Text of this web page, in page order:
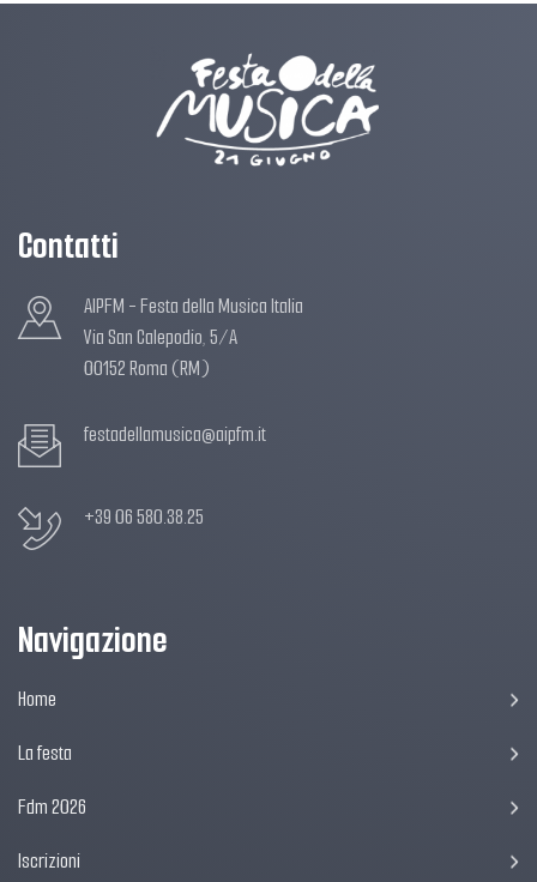
Contatti
AIPFM - Festa della Musica Italia
Via San Calepodio, 5/A
00152 Roma (RM)
festadellamusica@aipfm.it
+39 06 580.38.25
Navigazione
Home
La festa
Fdm 2026
Iscrizioni